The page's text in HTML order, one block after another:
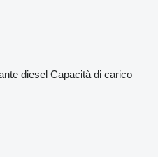
diesel Capacità di carico